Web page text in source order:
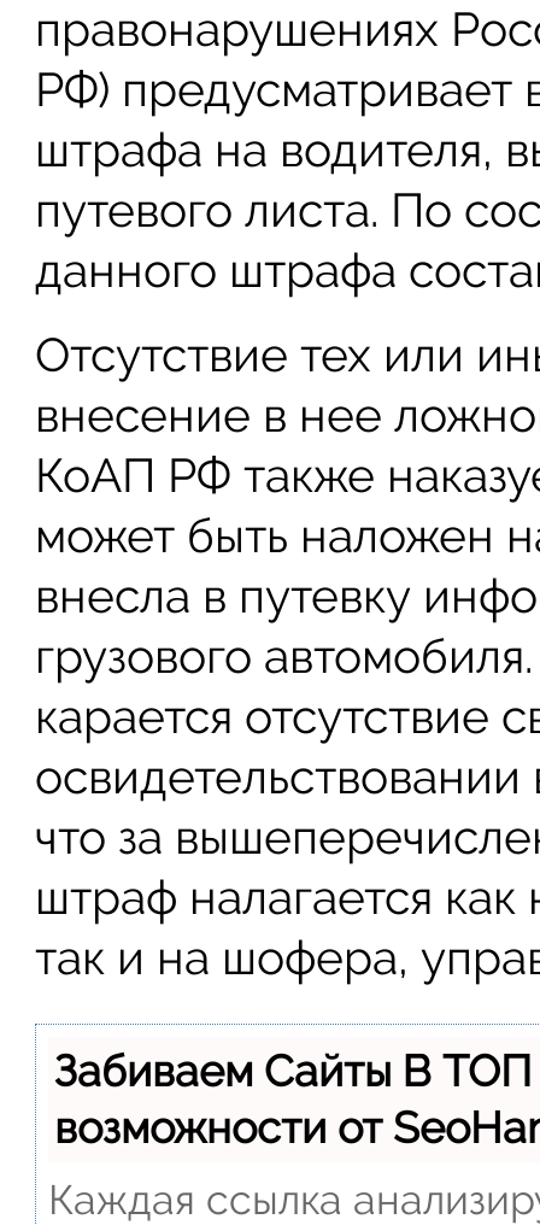
правонарушениях
РФ) предусматривает
штрафа на водителя,
путевого листа. По
данного штрафа
Отсутствие тех или
внесение в нее
КоАП РФ также
может быть наложен
внесла в путевку
грузового
карается отсутствие
что за
штраф налагается
так и на шофера,
Забиваем Сайты В
возможности от
Каждая ссылка